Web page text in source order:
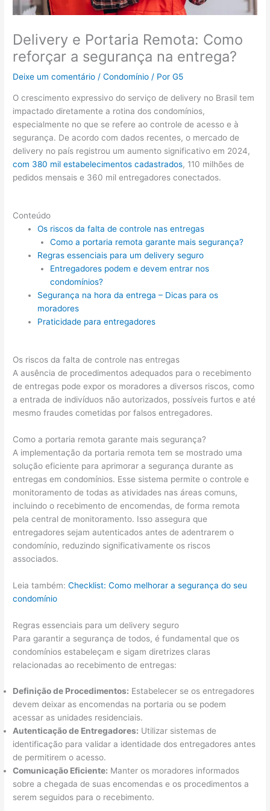
Delivery e Portaria Remota: Como
reforçar a segurança na entrega?
Deixe um comentário /Condomínio / PorG5
O crescimento expressivo do serviço de delivery no Brasil tem
impactado diretamente a rotina dos condomínios,
especialmente no que se refere ao controle de acesso e à
segurança. De acordo com dados recentes, o mercado de
delivery no país registrou um aumento significativo em 2024,
com 380 mil estabelecimentos cadastrados, 110 milhões de
pedidos mensais e 360 mil entregadores conectados.
Conteúdo
Os riscos da falta de controle nas entregas
Como a portaria remota garante mais segurança?
Regras essenciais para um delivery seguro
Entregadores podem e devem entrar nos
condomínios?
Segurança na hora da entrega – Dicas para os
moradores
Praticidade para entregadores
Os riscos da falta de controle nas entregas
A ausência de procedimentos adequados para o recebimento
de entregas pode expor os moradores a diversos riscos, como
a entrada de indivíduos não autorizados, possíveis furtos e até
mesmo fraudes cometidas por falsos entregadores.
Como a portaria remota garante mais segurança?
A implementação da portaria remota tem se mostrado uma
solução eficiente para aprimorar a segurança durante as
entregas em condomínios. Esse sistema permite o controle e
monitoramento de todas as atividades nas áreas comuns,
incluindo o recebimento de encomendas, de forma remota
pela central de monitoramento. Isso assegura que
entregadores sejam autenticados antes de adentrarem o
condomínio, reduzindo significativamente os riscos
associados.
Leia também:Checklist: Como melhorar a segurança do seu
condomínio
Regras essenciais para um delivery seguro
Para garantir a segurança de todos, é fundamental que os
condomínios estabeleçam e sigam diretrizes claras
relacionadas ao recebimento de entregas:
Definição de Procedimentos: Estabelecer se os entregadores
devem deixar as encomendas na portaria ou se podem
acessar as unidades residenciais.
Autenticação de Entregadores: Utilizar sistemas de
identificação para validar a identidade dos entregadores antes
de permitirem o acesso.
Comunicação Eficiente: Manter os moradores informados
sobre a chegada de suas encomendas e os procedimentos a
serem seguidos para o recebimento.